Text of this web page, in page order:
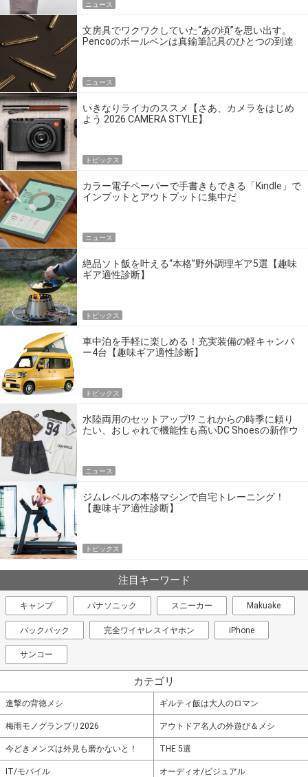
ニュース
文房具でワクワクしていた“あの頃”を思い出す。
Pencoのボールペンは真鍮筆記具のひとつの到達
ニュース
いきなりライカのススメ【さあ、カメラをはじめ
よう 2026 CAMERA STYLE】
トピックス
カラー電子ペーパーで手書きもできる「Kindle」で
インプットとアウトプットに集中だ
ニュース
絶品ソト飯を叶える“本格”野外調理ギア5選【趣味
ギア適性診断】
トピックス
車中泊を手軽に楽しめる！充実装備の軽キャンパ
ー4台【趣味ギア適性診断】
トピックス
水陸両用のセットアップ!? これからの時季に頼り
たい、おしゃれで機能性も高いDC Shoesの新作ウ
ニュース
ジムレベルの本格マシンで自宅トレーニング！
【趣味ギア適性診断】
トピックス
注目キーワード
キャンプ パナソニック スニーカー Makuake
バックパック 完全ワイヤレスイヤホン iPhone
サンコー
カテゴリ
進撃の背徳メシ ギルティ飯は大人のロマン
梅雨モノグランプリ2026 アウトドア名人の外遊び＆メシ
今どきメンズは外見も磨かないと！ THE 5選
IT/モバイル オーディオ/ビジュアル